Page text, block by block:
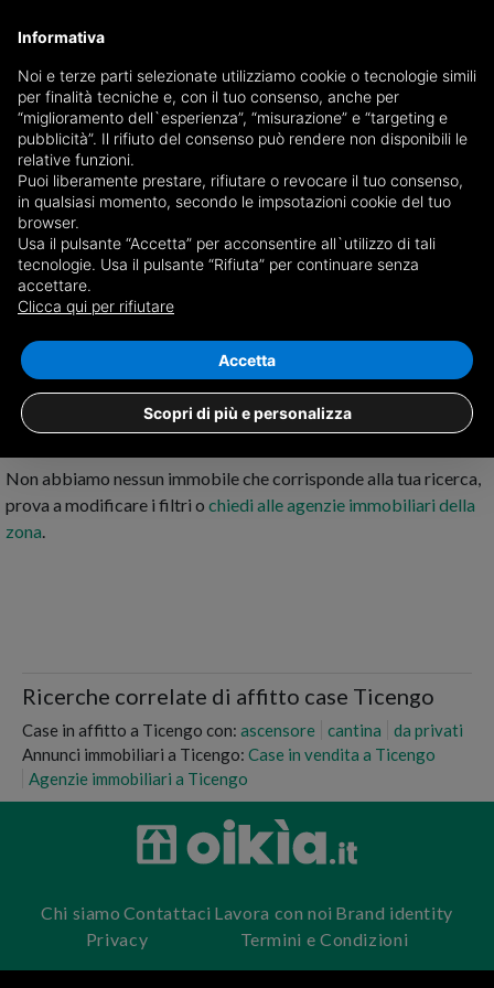
Ricevi copia del giornale via mail
Scegli giornale
Nessun risultato per
affitto a Ticengo
Non abbiamo nessun immobile che corrisponde alla tua ricerca,
prova a modificare i filtri o chiedi alle agenzie immobiliari della
zona.
Ricerche correlate di affitto case Ticengo
Case in affitto a Ticengo con: ascensore cantina
da privati
Annunci immobiliari a Ticengo: Case in vendita a Ticengo
Agenzie immobiliari a Ticengo
Chi siamo Contattaci Lavora con noi Brand identity
Privacy
Termini e Condizioni
Informativa
Noi e terze parti selezionate utilizziamo cookie o tecnologie simili
per finalità tecniche e, con il tuo consenso, anche per
“miglioramento dell`esperienza”, “misurazione” e “targeting e
pubblicità”. Il rifiuto del consenso può rendere non disponibili le
relative funzioni.
Puoi liberamente prestare, rifiutare o revocare il tuo consenso,
in qualsiasi momento, secondo le impsotazioni cookie del tuo
browser.
Usa il pulsante “Accetta” per acconsentire all`utilizzo di tali
tecnologie. Usa il pulsante “Rifiuta” per continuare senza
accettare.
Clicca qui per rifiutare
Scopri di più e personalizza
Accetta